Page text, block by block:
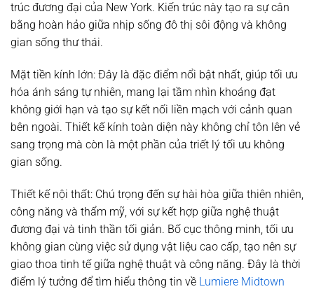
trúc đương đại của New York. Kiến trúc này tạo ra sự cân
bằng hoàn hảo giữa nhịp sống đô thị sôi động và không
gian sống thư thái.
Mặt tiền kính lớn: Đây là đặc điểm nổi bật nhất, giúp tối ưu
hóa ánh sáng tự nhiên, mang lại tầm nhìn khoáng đạt
không giới hạn và tạo sự kết nối liền mạch với cảnh quan
bên ngoài. Thiết kế kính toàn diện này không chỉ tôn lên vẻ
sang trọng mà còn là một phần của triết lý tối ưu không
gian sống.
Thiết kế nội thất: Chú trọng đến sự hài hòa giữa thiên nhiên,
công năng và thẩm mỹ, với sự kết hợp giữa nghệ thuật
đương đại và tinh thần tối giản. Bố cục thông minh, tối ưu
không gian cùng việc sử dụng vật liệu cao cấp, tạo nên sự
giao thoa tinh tế giữa nghệ thuật và công năng. Đây là thời
điểm lý tưởng để tìm hiểu thông tin về Lumiere Midtown